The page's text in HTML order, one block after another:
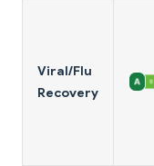
Viral/Flu
Recovery